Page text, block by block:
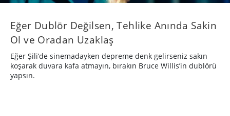
Eğer Dublör Değilsen, Tehlike Anında Sakin
Ol ve Oradan Uzaklaş
Eğer Şili’de sinemadayken depreme denk gelirseniz sakın
koşarak duvara kafa atmayın, bırakın Bruce Willis’in dublörü
yapsın.